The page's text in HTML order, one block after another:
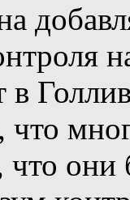
что
что они